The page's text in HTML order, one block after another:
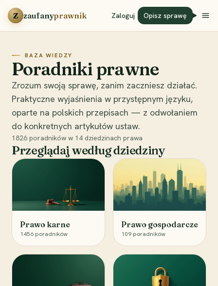
Przejdź do treści
Z zaufanyprawnik Zaloguj Opisz sprawę
BAZA WIEDZY
Poradniki prawne
Zrozum swoją sprawę, zanim zaczniesz działać.
Praktyczne wyjaśnienia w przystępnym języku,
oparte na polskich przepisach — z odwołaniem
do konkretnych artykułów ustaw.
1826 poradników w 14 dziedzinach prawa
Przeglądaj według dziedziny
Prawo karne
1456 poradników
Prawo gospodarcze
109 poradników